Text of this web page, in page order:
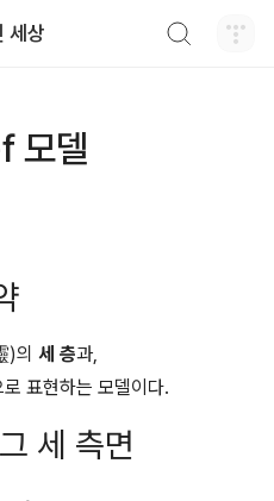
세상
모델
)의 세 층과,
로 표현하는 모델이다.
세 측면